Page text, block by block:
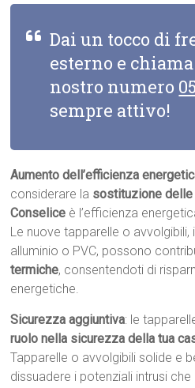
Dai un tocco di
esterno e
nostro numero
sempre attivo!
Aumento dell’efficienza
considerare la sostituzione
Conselice è l’efficienza
Le nuove tapparelle o avvolgibili,
alluminio o PVC, possono
termiche, consentendoti di
energetiche.
Sicurezza aggiuntiva: le
ruolo nella sicurezza della tua
Tapparelle o avvolgibili solide e
dissuadere i potenziali intrusi